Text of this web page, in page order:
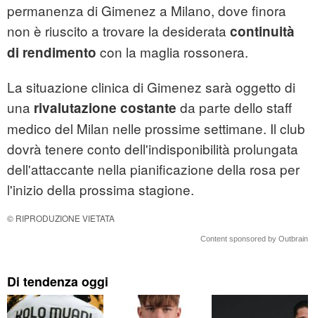
permanenza di Gimenez a Milano, dove finora
non è riuscito a trovare la desiderata continuità
di rendimento con la maglia rossonera.
La situazione clinica di Gimenez sarà oggetto di
una rivalutazione costante da parte dello staff
medico del Milan nelle prossime settimane. Il club
dovrà tenere conto dell'indisponibilità prolungata
dell'attaccante nella pianificazione della rosa per
l'inizio della prossima stagione.
© RIPRODUZIONE VIETATA
Content sponsored by Outbrain
Di tendenza oggi